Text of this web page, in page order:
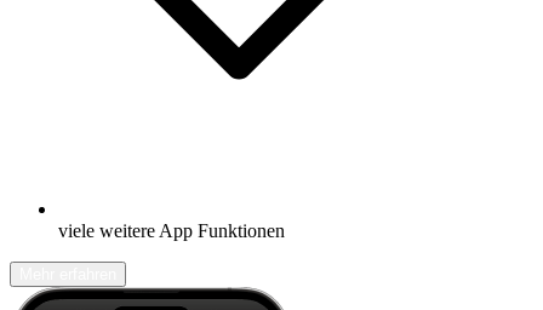
viele weitere App Funktionen